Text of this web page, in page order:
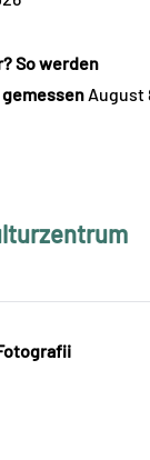
So werden
August